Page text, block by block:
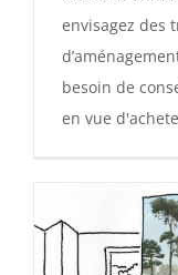
envisagez des
besoin de
en vue